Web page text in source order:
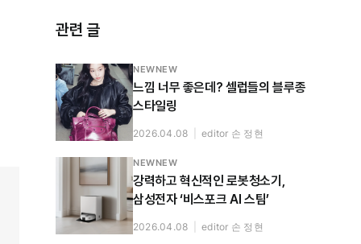
관련 글
NEWNEW
느낌 너무 좋은데? 셀럽들의 블루종
스타일링
2026.04.08 editor 손 정현
NEWNEW
강력하고 혁신적인 로봇청소기,
삼성전자 ‘비스포크 AI 스팀’
2026.04.08 editor 손 정현